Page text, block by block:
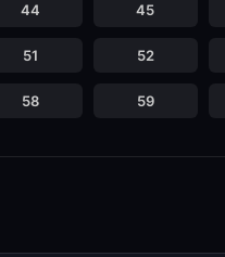
44 45
51 52
58 59